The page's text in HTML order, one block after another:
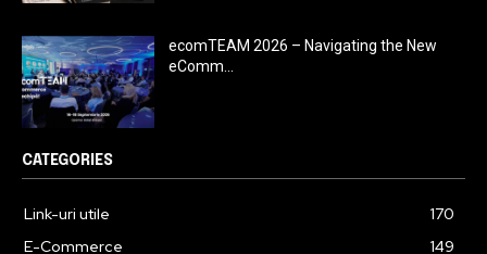
ecomTEAM 2026 – Navigating the New
eComm...
CATEGORIES
Link-uri utile
170
E-Commerce
149